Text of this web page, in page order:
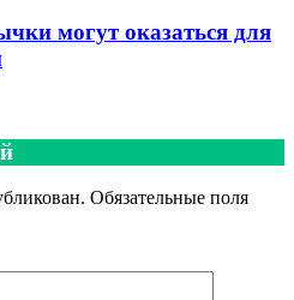
могут оказаться для
Обязательные поля